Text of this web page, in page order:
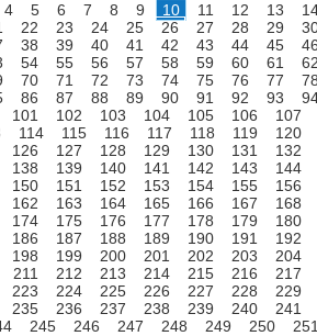
4 5 6 7 8 9 10 11 12 13
22 23 24 25 26 27 28 29
38 39 40 41 42 43 44 45
54 55 56 57 58 59 60 61
70 71 72 73 74 75 76 77
86 87 88 89 90 91 92 93
101 102 103 104 105 106
107
114 115 116 117 118 119
120
126 127 128 129 130 131
132
138 139 140 141 142 143
144
150 151 152 153 154 155
156
162 163 164 165 166 167
168
174 175 176 177 178 179
180
186 187 188 189 190 191
192
198 199 200 201 202 203
204
211 212 213 214 215 216
217
223 224 225 226 227 228
229
235 236 237 238 239 240
241
245 246 247 248 249 250